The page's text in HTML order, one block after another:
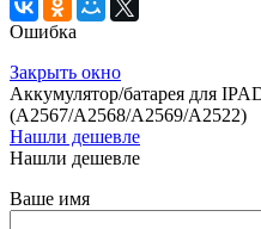
Ошибка
Закрыть окно
Аккумулятор/батарея для
(A2567/A2568/A2569/A2522)
Нашли дешевле
Нашли дешевле
Ваше имя